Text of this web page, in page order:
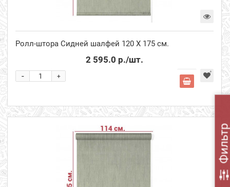
Ролл-штора Сидней шалфей 120 Х 175 см.
2 595.0 р./шт.
+
-